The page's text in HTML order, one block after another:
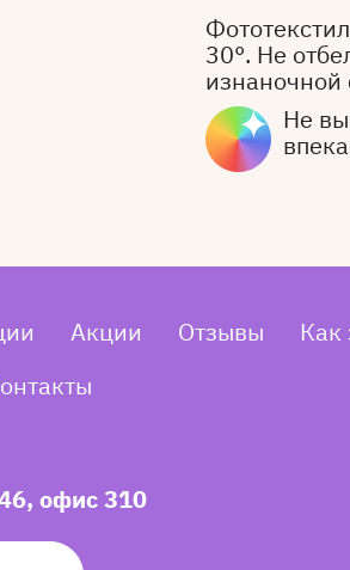
30°. Не
изнаночной
Не
Акции Отзывы Как
офис 310